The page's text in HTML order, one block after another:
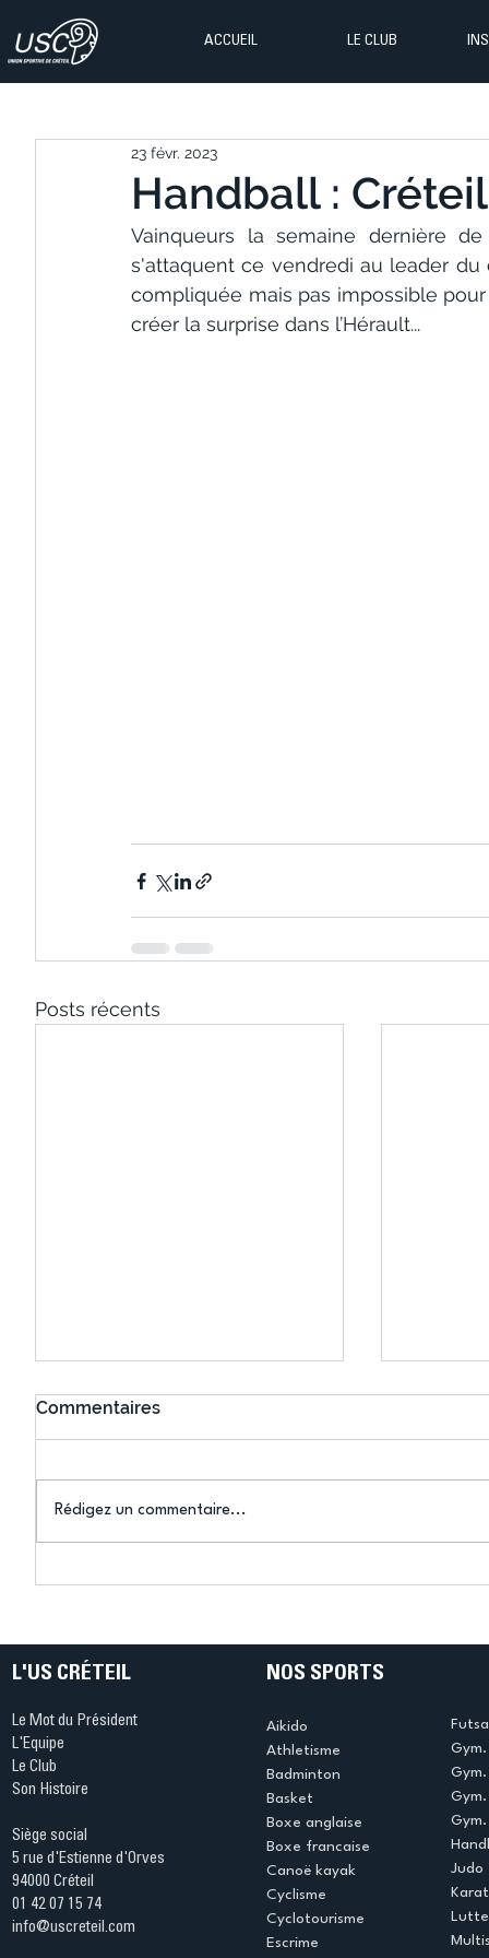
ACCUEIL LE CLUB
Handball :
23 févr. 2023
Vainqueurs la semaine dernière
s'attaquent ce vendredi au leader du
compliquée mais pas impossible
créer la surprise dans l’Hérault...
Posts récents
Commentaires
Rédigez un commentaire...
L'US CRÉTEIL
Le Mot du Président
L'Equipe
Le Club
Son Histoire
Siège social
5 rue d'Estienne d'Orves
94000 Créteil
01 42 07 15 74
info@uscreteil.com
NOS SPORTS
Aikido
Athletisme
Badminton
Basket
Boxe anglaise
Boxe francaise
Canoë kayak
Cyclisme
Cyclotourisme
Escrime
Judo
Lutte